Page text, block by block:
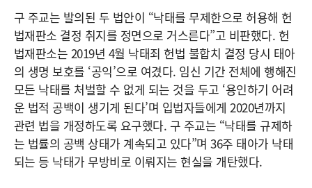
구 주교는 발의된 두 법안이 “낙태를 무제한으로 허용해 헌
법재판소 결정 취지를 정면으로 거스른다”고 비판했다. 헌
법재판소는 2019년 4월 낙태죄 헌법 불합치 결정 당시 태아
의 생명 보호를 ‘공익’으로 여겼다. 임신 기간 전체에 행해진
모든 낙태를 처벌할 수 없게 되는 것을 두고 ‘용인하기 어려
운 법적 공백이 생기게 된다’며 입법자들에게 2020년까지
관련 법을 개정하도록 요구했다. 구 주교는 “낙태를 규제하
는 법률의 공백 상태가 계속되고 있다”며 36주 태아가 낙태
되는 등 낙태가 무방비로 이뤄지는 현실을 개탄했다.